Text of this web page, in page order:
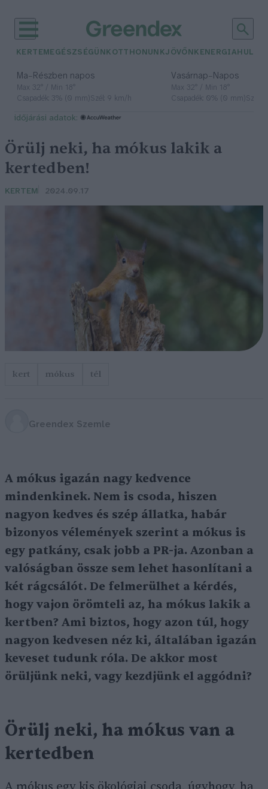
KERTEM EGÉSZSÉGÜNK OTTHONUNKJÖVŐNK ENERGIA
Ma– Részben napos
Max 32° / Min 18°
Csapadék: 3% (0 mm)Szél: 9 km/h
Vasárnap– Napos
Max 32° / Min 18°
Csapadék: 0% (0 mm)Szél:
időjárási adatok:
Örülj neki, ha mókus lakik a
kertedben!
KERTEM 2024.09.17
kert mókus tél
Greendex Szemle
A mókus igazán nagy kedvence
mindenkinek. Nem is csoda, hiszen
nagyon kedves és szép állatka, habár
bizonyos vélemények szerint a mókus is
egy patkány, csak jobb a PR-ja. Azonban a
valóságban össze sem lehet hasonlítani a
két rágcsálót. De felmerülhet a kérdés,
hogy vajon örömteli az, ha mókus lakik a
kertben? Ami biztos, hogy azon túl, hogy
nagyon kedvesen néz ki, általában igazán
keveset tudunk róla. De akkor most
örüljünk neki, vagy kezdjünk el aggódni?
Örülj neki, ha mókus van a
kertedben